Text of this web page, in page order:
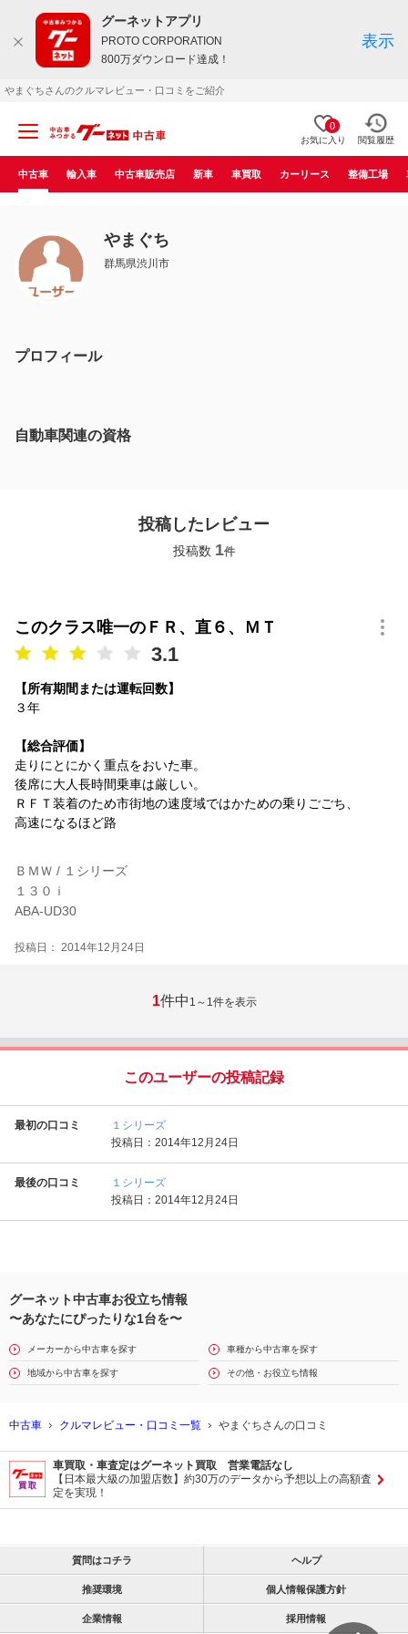
グーネットアプリ
PROTO CORPORATION
800万ダウンロード達成！
表示
やまぐちさんのクルマレビュー・口コミをご紹介
0
お気に入り 閲覧履歴
中古車 輸入車 中古車販売店 新車 車買取 カーリース 整備工場
やまぐち
群馬県渋川市
プロフィール
自動車関連の資格
投稿したレビュー
投稿数 1件
このクラス唯一のＦＲ、直６、ＭＴ
3.1
【所有期間または運転回数】
３年
【総合評価】
走りにとにかく重点をおいた車。
後席に大人長時間乗車は厳しい。
ＲＦＴ装着のため市街地の速度域ではかための乗りごごち、
高速になるほど路
ＢＭＷ / １シリーズ
１３０ｉ
ABA-UD30
投稿日： 2014年12月24日
1件中 1～1件を表示
このユーザーの投稿記録
最初の口コミ
１シリーズ
投稿日：2014年12月24日
最後の口コミ
１シリーズ
投稿日：2014年12月24日
グーネット中古車お役立ち情報
〜あなたにぴったりな1台を〜
メーカーから中古車を探す 車種から中古車を探す
地域から中古車を探す その他・お役立ち情報
中古車 クルマレビュー・口コミ一覧 やまぐちさんの口コミ
車買取・車査定はグーネット買取 営業電話なし
【日本最大級の加盟店数】約30万のデータから予想以上の高額査
定を実現！
質問はコチラ ヘルプ
推奨環境 個人情報保護方針
企業情報 採用情報